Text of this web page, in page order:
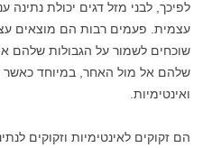
לפיכך, לבני מזל דגים יכולת נתינה
עצמית. פעמים רבות הם מוצאים
שוכחים לשמור על הגבולות שלהם
שלהם אל מול האחר, במיוחד כאשר
ואינטימיות.
הם זקוקים לאינטימיות וזקוקים